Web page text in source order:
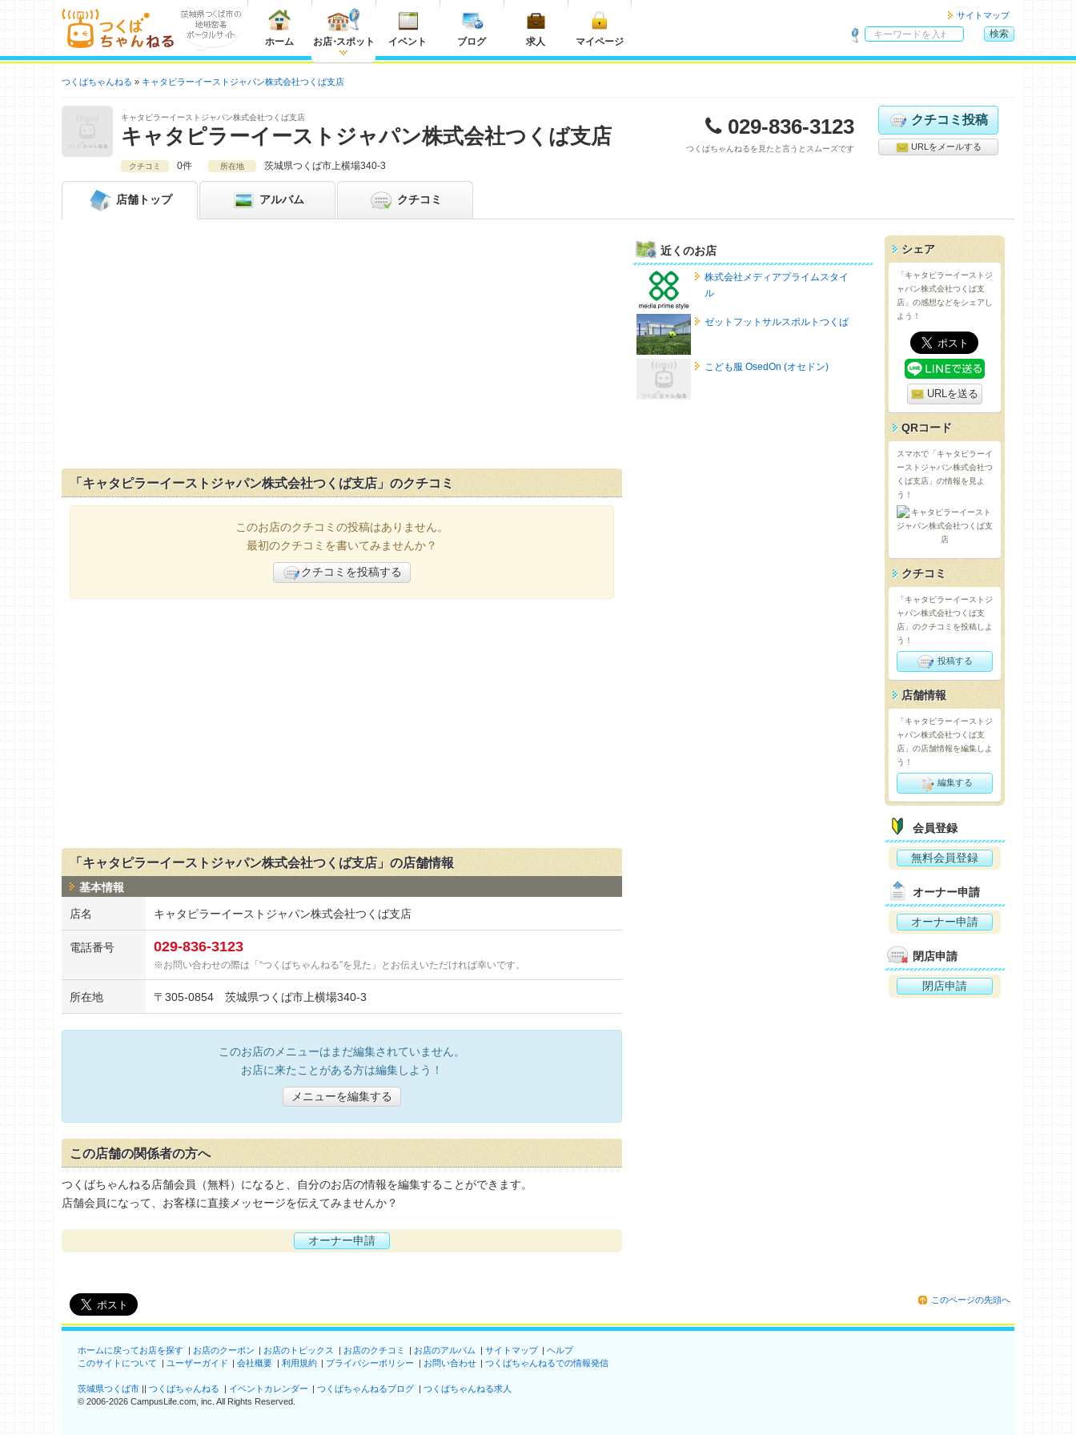
ホーム お店・スポット イベント ブログ 求人 マイページ
サイトマップ
内
索
検索
つくばちゃんねる キャタピラーイーストジャパン株式会社つくば支店
キャタピラーイーストジャパン株式会社つくば支店
キャタピラーイーストジャパン株式会社つくば支店 029-836-3123
つくばちゃんねるを見たと言うとスムーズです
クチコミ投稿
URLをメールする
クチコミ 0件 所在地 茨城県つくば市上横場340-3
店舗 トップ アルバム クチコミ
「キャタピラーイーストジャパン株式会社つくば支店」のクチコミ
このお店のクチコミの投稿はありません。
最初のクチコミを書いてみませんか？
クチコミを投稿する
「キャタピラーイーストジャパン株式会社つくば支店」の店舗情報
基本情報
店名 キャタピラーイーストジャパン株式会社つくば支店
電話番号 029-836-3123
お問い合わせの際は「“つくばちゃんねる”を見た」とお伝えいただければ幸いです。
所在地 〒 305-0854 茨城県つくば市上横場340-3
このお店のメニューはまだ編集されていません。
お店に来たことがある方は編集しよう！
メニューを編集する
この店舗の関係者の方へ
つくばちゃんねる店舗会員（無料）になると、自分のお店の情報を編集することができます。
店舗会員になって、お客様に直接メッセージを伝えてみませんか？
オーナー申請
近くのお店
株式会社メディアプライムスタイ
ル
ゼットフットサルスポルトつくば
こども服 OsedOn (オセドン)
シェア
「キャタピラーイーストジ
ャパン株式会社つくば支
店」の感想などをシェアし
よう！
URLを送る
QRコード
スマホで「キャタピラーイ
ーストジャパン株式会社つ
くば支店」の情報を見よ
う！
クチコミ
「キャタピラーイーストジ
ャパン株式会社つくば支
店」のクチコミを投稿しよ
う！
投稿する
店舗情報
「キャタピラーイーストジ
ャパン株式会社つくば支
店」の店舗情報を編集しよ
う！
編集する
会員登録
無料会員登録
オーナー申請
オーナー申請
閉店申請
閉店申請
このページの先頭へ
ホームに戻ってお店を探す お店のクーポン お店のトピックス お店のクチコミ お店のアルバム サイトマップ
ヘルプ
このサイトについて
ユーザーガイド 会社概要 利用規約 プライバシーポリシー お問い合わせ つくばちゃんねるでの情報発信
茨城県つくば市 つくばちゃんねる イベントカレンダー つくばちゃんねるブログ
つくばちゃんねる求人
© 2006-2026 CampusLife.com, inc. All Rights Reserved